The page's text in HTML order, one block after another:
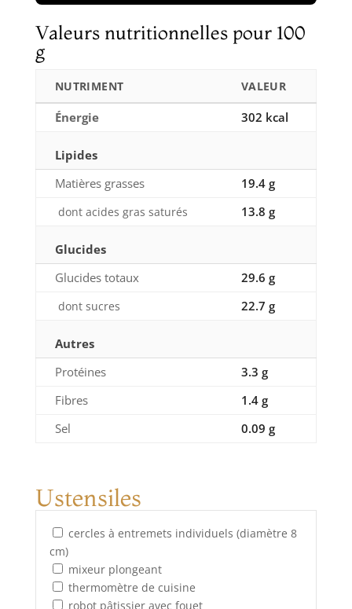
Valeurs nutritionnelles pour 100
g
NUTRIMENT VALEUR
Énergie 302 kcal
Lipides
Matières grasses
19.4 g
dont acides gras saturés 13.8 g
Glucides
Glucides totaux
29.6 g
dont sucres 22.7 g
Autres
Protéines
3.3 g
Fibres
1.4 g
Sel
0.09 g
Ustensiles
cercles à entremets individuels (diamètre 8
cm)
mixeur plongeant
thermomètre de cuisine
robot pâtissier avec fouet